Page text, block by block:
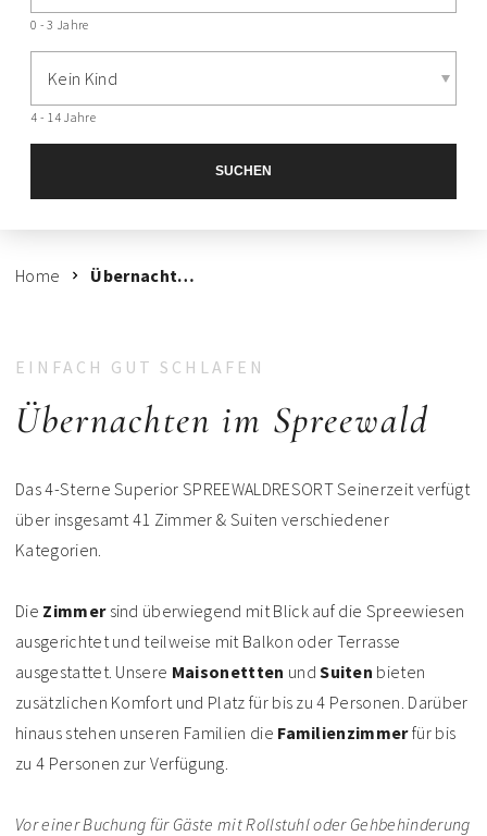
0 - 3 Jahre
Kein Kind
4 - 14 Jahre
SUCHEN
Home Übernachtung
EINFACH GUT SCHLAFEN
Übernachten im Spreewald
Das 4-Sterne Superior SPREEWALDRESORT Seinerzeit verfügt
über insgesamt 41 Zimmer & Suiten verschiedener
Kategorien.
Die Zimmersind überwiegend mit Blick auf die Spreewiesen
ausgerichtet und teilweise mit Balkon oder Terrasse
ausgestattet. Unsere Maisonettten undSuiten bieten
zusätzlichen Komfort und Platz für bis zu 4 Personen. Darüber
hinaus stehen unseren Familien die Familienzimmerfür bis
zu 4 Personen zur Verfügung.
Vor einer Buchung für Gäste mit Rollstuhl oder Gehbehinderung